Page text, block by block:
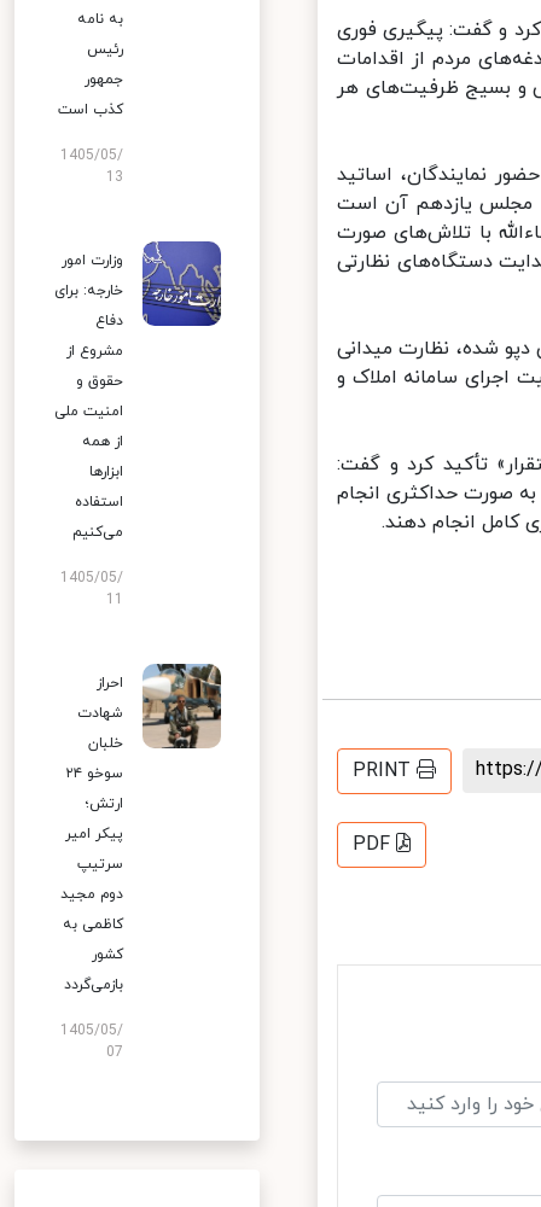
و گفت: پیگیری فوری
مردم از اقدامات
و بسیج ظرفیت‌های هر
نمایندگان، اساتید
یازدهم آن است
با تلاش‌های صورت
دستگاه‌های نظارتی
شده، نظارت میدانی
سامانه املاک و
تأکید کرد و گفت:
صورت حداکثری انجام
انجام دهند.
PRINT
PDF
به نامه
رئیس
جمهور
کذب است
1405/05/
13
وزارت امور
خارجه: برای
دفاع
مشروع از
حقوق و
امنیت ملی
از همه
ابزارها
استفاده
می‌کنیم
1405/05/
احراز
شهادت
خلبان
سوخو ۲۴
ارتش؛
پیکر امیر
سرتیپ
دوم مجید
کاظمی به
کشور
بازمی‌گردد
1405/05/
07